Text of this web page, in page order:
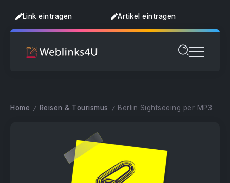
Link eintragen Artikel eintragen
Home / Reisen & Tourismus / Berlin Sightseeing per MP3